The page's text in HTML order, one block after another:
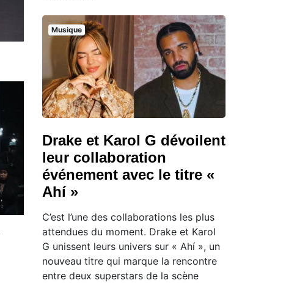
Musique
Drake et Karol G dévoilent
leur collaboration
événement avec le titre «
Ahí »
C’est l’une des collaborations les plus
attendues du moment. Drake et Karol
G unissent leurs univers sur « Ahí », un
nouveau titre qui marque la rencontre
entre deux superstars de la scène